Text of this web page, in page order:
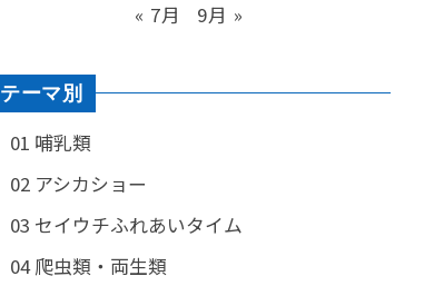
« 7月 9月 »
テーマ別
01 哺乳類
02 アシカショー
03 セイウチふれあいタイム
04 爬虫類・両生類